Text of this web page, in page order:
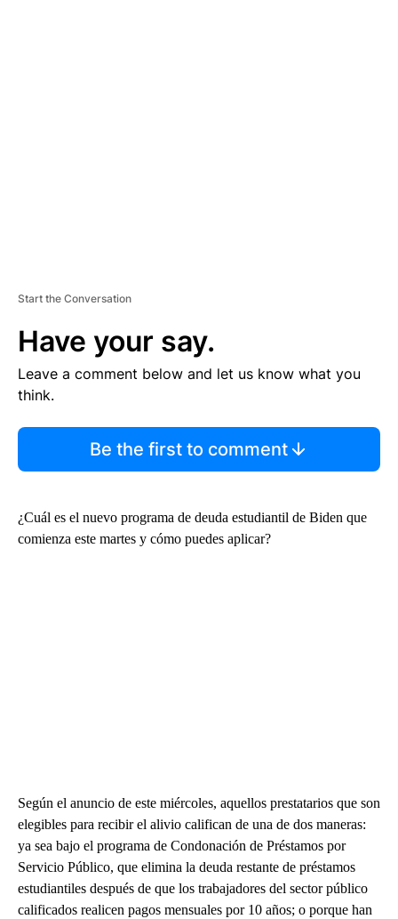
Start the Conversation
Have your say.
Leave a comment below and let us know what you
think.
Be the first to comment
¿Cuál es el nuevo programa de deuda estudiantil de Biden que
comienza este martes y cómo puedes aplicar?
Según el anuncio de este miércoles, aquellos prestatarios que son
elegibles para recibir el alivio califican de una de dos maneras:
ya sea bajo el programa de Condonación de Préstamos por
Servicio Público, que elimina la deuda restante de préstamos
estudiantiles después de que los trabajadores del sector público
calificados realicen pagos mensuales por 10 años; o porque han